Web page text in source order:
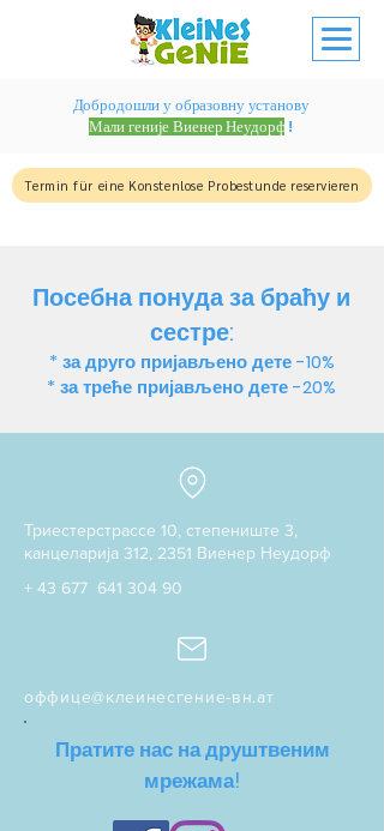
Добродошли у образовну установу
Мали геније Виенер Неудорф !
Termin für eine Konstenlose Probestunde reservieren
Посебна понуда за браћу и
сестре:
* за друго пријављено дете -10%
* за треће пријављено дете -20%
​​Триестерстрассе 10, степениште 3,
канцеларија 312, 2351 Виенер Неудорф
+ 43 677 641 304 90
оффице@клеинесгение-вн.ат
Пратите нас на друштвеним
мрежама!